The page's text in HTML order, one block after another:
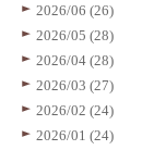
2026/06 (26)
2026/05 (28)
2026/04 (28)
2026/03 (27)
2026/02 (24)
2026/01 (24)